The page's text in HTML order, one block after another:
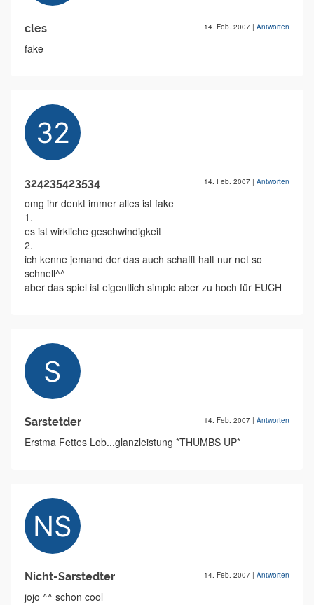
cles 14. Feb. 2007 | Antworten
fake
324235423534 14. Feb. 2007 | Antworten
omg ihr denkt immer alles ist fake
1.
es ist wirkliche geschwindigkeit
2.
ich kenne jemand der das auch schafft halt nur net so
schnell^^
aber das spiel ist eigentlich simple aber zu hoch für EUCH
Sarstetder 14. Feb. 2007 | Antworten
Erstma Fettes Lob...glanzleistung *THUMBS UP*
Nicht-Sarstedter 14. Feb. 2007 | Antworten
jojo ^^ schon cool